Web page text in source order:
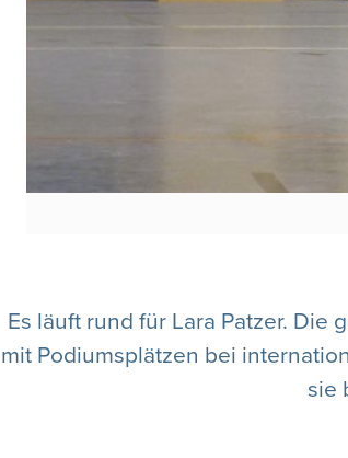
Es läuft rund für Lara Patzer. Die
mit Podiumsplätzen bei
sie